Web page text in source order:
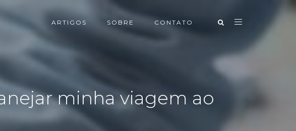
ARTIGOS SOBRE CONTATO
minha viagem ao